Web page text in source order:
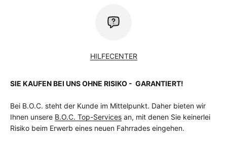
HILFECENTER
SIE KAUFEN BEI UNS OHNE RISIKO - GARANTIERT!
Bei B.O.C. steht der Kunde im Mittelpunkt. Daher bieten wir
Ihnen unsere B.O.C. Top-Services an, mit denen Sie keinerlei
Risiko beim Erwerb eines neuen Fahrrades eingehen.